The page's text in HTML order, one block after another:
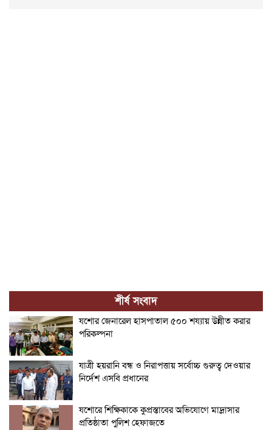
শীর্ষ সংবাদ
যশোর জেনারেল হাসপাতাল ৫০০ শয্যায় উন্নীত করার
পরিকল্পনা
যাত্রী হয়রানি বন্ধ ও নিরাপত্তায় সর্বোচ্চ গুরুত্ব দেওয়ার
নির্দেশ এসবি প্রধানের
যশোরে শিক্ষিকাকে কুপ্রস্তাবের অভিযোগে মাদ্রাসার
প্রতিষ্ঠাতা পুলিশ হেফাজতে